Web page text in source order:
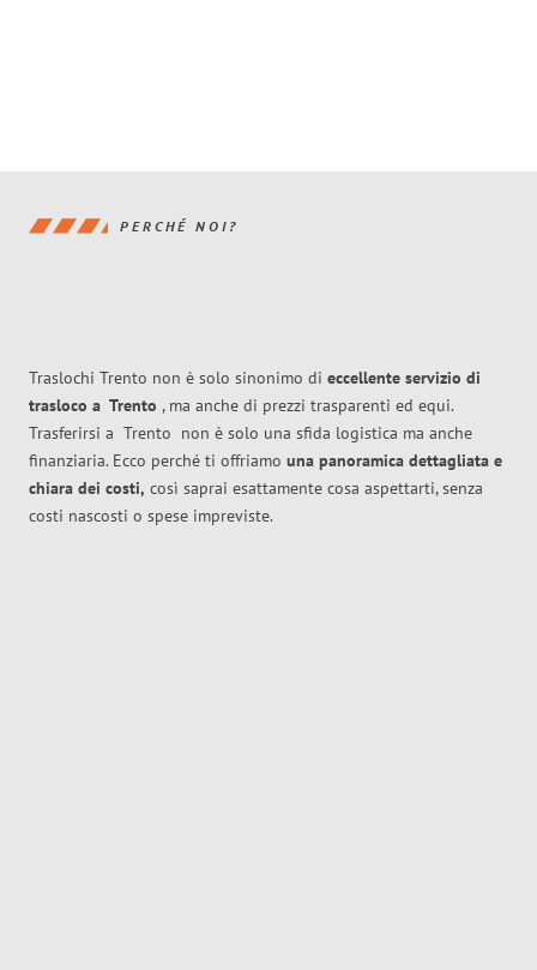
PERCHÉ NOI?
Traslochi Trento non è solo sinonimo di eccellente servizio di
trasloco a Trento , ma anche di prezzi trasparenti ed equi.
Trasferirsi a Trento non è solo una sfida logistica ma anche
finanziaria. Ecco perché ti offriamo una panoramica dettagliata e
chiara dei costi, così saprai esattamente cosa aspettarti, senza
costi nascosti o spese impreviste.